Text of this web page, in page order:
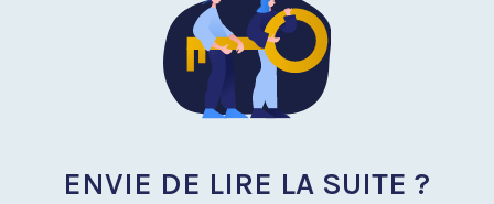
ENVIE DE LIRE LA SUITE ?